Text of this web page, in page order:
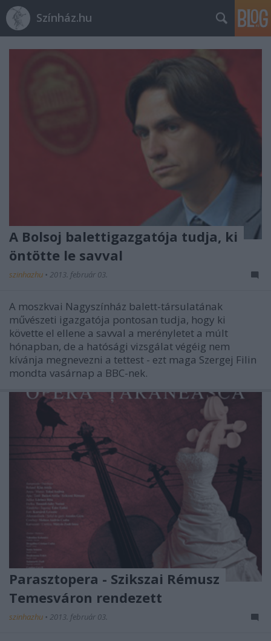
Színház.hu
A Bolsoj balettigazgatója tudja, ki
öntötte le savval
szinhazhu • 2013. február 03.
A moszkvai Nagyszínház balett-társulatának
művészeti igazgatója pontosan tudja, hogy ki
követte el ellene a savval a merényletet a múlt
hónapban, de a hatósági vizsgálat végéig nem
kívánja megnevezni a tettest - ezt maga Szergej Filin
mondta vasárnap a BBC-nek.
Parasztopera - Szikszai Rémusz
Temesváron rendezett
szinhazhu • 2013. február 03.